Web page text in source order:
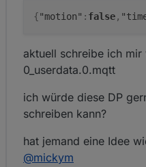
{"motion" : false,
aktuell schreibe ich
0_userdata.0.mqtt
ich würde diese DP
schreiben kann?
hat jemand eine Idee
@mickym